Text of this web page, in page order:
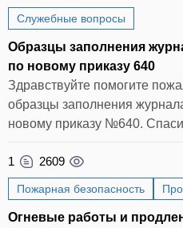
Служебные вопросы
Образцы заполнения
по новому приказу 640
Здравствуйте помогите
образцы заполнения
новому приказу №640.
1 2609
Пожарная безопасность
Огневые работы и